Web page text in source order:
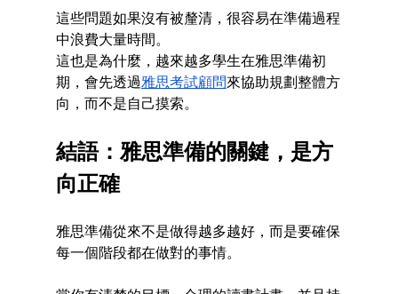
這些問題如果沒有被釐清，很容易在準備過程
中浪費大量時間。
這也是為什麼，越來越多學生在雅思準備初
期，會先透過雅思考試顧問來協助規劃整體方
向，而不是自己摸索。
結語： 雅思準備的關鍵，是方
向正確
雅思準備從來不是做得越多越好，而是要確保
每一個階段都在做對的事情。